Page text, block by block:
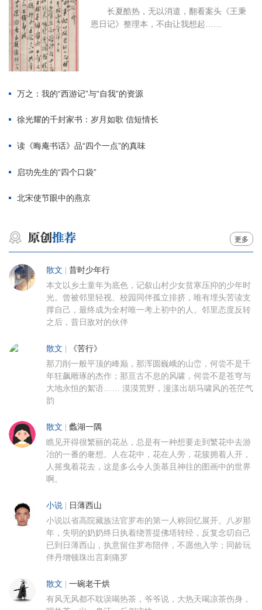
长夏酷热，无以消遣，翻看案头《王秉
恩日记》整理本，不由让我想起……
万之：我的“西游记”与“自我”的资源
徐光耀的千封家书：岁月如歌 信短情长
读《晦庵书话》品“四个一点”的真味
启功先生的“四个口袋”
北宋使节眼中的燕京
更多
散文 昔时少年行
本文以乡土童年为底色，记叙山村少女贫寒压抑的少年时
光。曾被邻里轻视、校园同伴孤立排挤，唯有埋头苦读支
撑自己，最终成为全村唯一考上初中的人。邻里态度反转
之后，昔日敌对的伙伴
散文 《苦行》
那刀削一般平顶的峰巅，那浑圆巍峨的山峦，何尝不是千
年狂飙雕琢的杰作；那亘古不息的风啸，何尝不是苍穹与
大地永恒的絮语…… 漠漠荒野，漫漾出胡马啸风的苍茫气
韵
散文 蠡湖一隅
瞧见开得很繁丽的花丛，总是有一种想要走到繁花中去游
冶的一番的奢想。人在花中，花在人旁，花簇拥着人开，
人摇曳着花去，这是多么令人羡慕且神往的图画中的世界
啊。
小说 日薄西山
小说以省高院藏族法官罗布的第一人称回忆展开。八岁那
年，失明的奶奶终日执着绕菩提佛塔转经，反复念叨自己
已到日薄西山，执意留住罗布陪伴，不愿他入学；同龄玩
伴丹增顿珠出言刺痛罗
散文 一碗老干烘
有风无风都不耽误喝热茶，爷爷说，大热天喝凉茶伤身，